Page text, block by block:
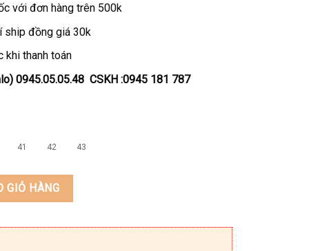
với đơn hàng trên 500k
ship đồng giá 30k
khi thanh toán
0945.05.05.48 CSKH :0945 181 787
41 42 43
TN-T82 số lượng
GIỎ HÀNG